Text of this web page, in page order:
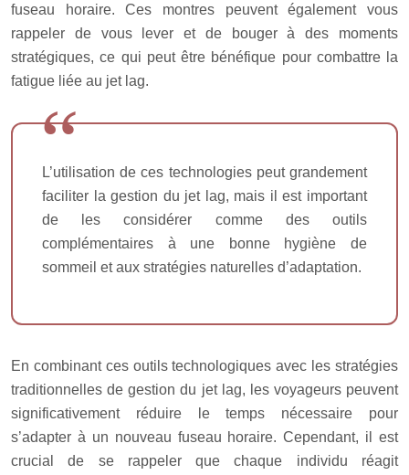
fuseau horaire. Ces montres peuvent également vous
rappeler de vous lever et de bouger à des moments
stratégiques, ce qui peut être bénéfique pour combattre la
fatigue liée au jet lag.
L’utilisation de ces technologies peut grandement
faciliter la gestion du jet lag, mais il est important
de les considérer comme des outils
complémentaires à une bonne hygiène de
sommeil et aux stratégies naturelles d’adaptation.
En combinant ces outils technologiques avec les stratégies
traditionnelles de gestion du jet lag, les voyageurs peuvent
significativement réduire le temps nécessaire pour
s’adapter à un nouveau fuseau horaire. Cependant, il est
crucial de se rappeler que chaque individu réagit